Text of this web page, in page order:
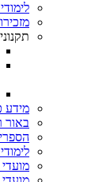
מידע
באור